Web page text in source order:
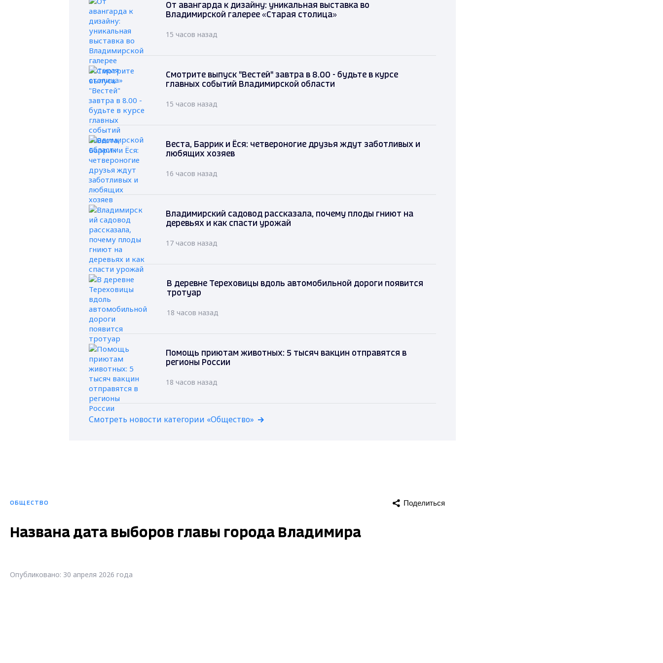
От авангарда к дизайну: уникальная выставка во
Владимирской галерее «Старая столица»
15 часов назад
Смотрите выпуск "Вестей" завтра в 8.00 - будьте в курсе
главных событий Владимирской области
15 часов назад
Веста, Баррик и Ёся: четвероногие друзья ждут заботливых и
любящих хозяев
16 часов назад
Владимирский садовод рассказала, почему плоды гниют на
деревьях и как спасти урожай
17 часов назад
В деревне Тереховицы вдоль автомобильной дороги появится
тротуар
18 часов назад
Помощь приютам животных: 5 тысяч вакцин отправятся в
регионы России
18 часов назад
Смотреть новости категории «Общество»
ОБЩЕСТВО Поделиться
Названа дата выборов главы города Владимира
Опубликовано: 30 апреля 2026 года